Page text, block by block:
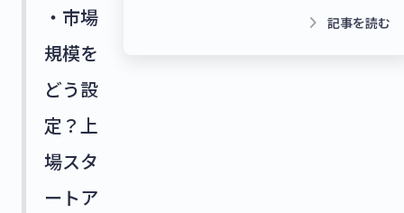
・市場
規模を
どう設
定？上
場スタ
ートア
ズBラウンドで16億3,000万円を
keyboard_arrow_right 記事を読む